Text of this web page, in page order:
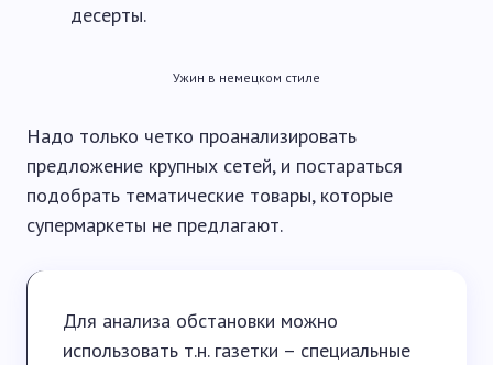
десерты.
Ужин в немецком стиле
Надо только четко проанализировать
предложение крупных сетей, и постараться
подобрать тематические товары, которые
супермаркеты не предлагают.
Для анализа обстановки можно
использовать т.н. газетки – специальные